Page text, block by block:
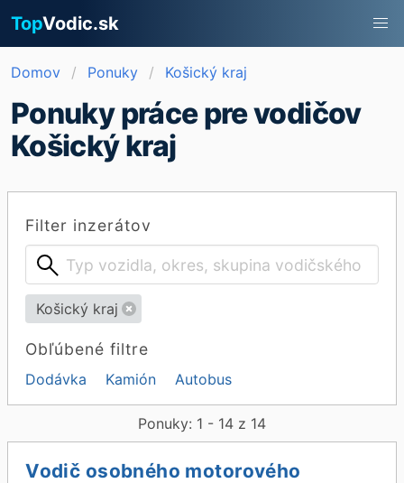
TopVodic.sk
Domov Ponuky Košický kraj
Ponuky práce pre vodičov
Košický kraj
Filter inzerátov
Košický kraj
Obľúbené filtre
Dodávka Kamión Autobus
Ponuky: 1 - 14 z 14
Vodič osobného motorového